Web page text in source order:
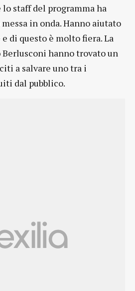
staff del programma ha
in onda. Hanno aiutato
di questo è molto fiera. La
Berlusconi hanno trovato un
a salvare uno tra i
dal pubblico.